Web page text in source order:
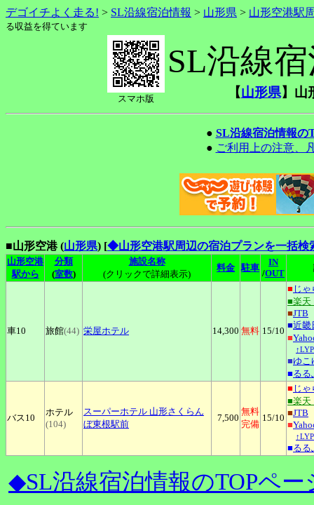
デゴイチよく走る! > SL沿線宿泊情報 > 山形県 > 山形空港駅
る収益を得ています
スマホ版
SL沿線
【山形県】山
● SL沿線宿泊情報の
● ご利用上の注意、
■山形空港 (山形県) [◆山形空港駅周辺の宿泊プランを一括検
山形空港
駅から
分類
(室数)
施設名称
(クリックで詳細表示)
料金 駐車
IN
/OUT
車10 旅館(44) 栄屋ホテル 14,300 無料 15/10
■ じ
■楽天
■JTB
■近畿
■
■ゆこ
■るる
バス10
ホテル
(104)
スーパーホテル 山形さくらん
ぼ東根駅前
7,500
無料
完備
15/10
■ じ
■楽天
■JTB
■
■るる
◆SL沿線宿泊情報のTOPペー